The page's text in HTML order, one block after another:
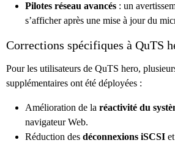
Pilotes réseau avancés : un
s’afficher après une mise à jour du
Corrections spécifiques à QuTS
Pour les utilisateurs de QuTS hero,
supplémentaires ont été déployées :
Amélioration de la réactivité du
navigateur Web.
Réduction des déconnexions iSCSI